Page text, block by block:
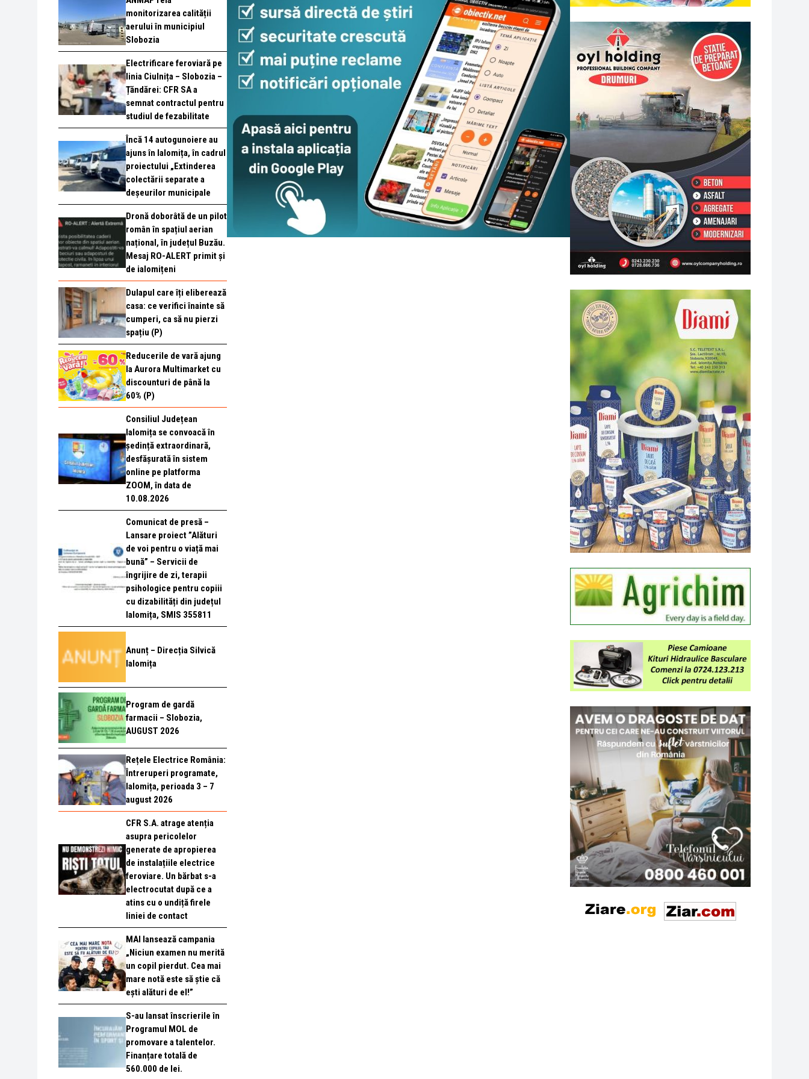
monitorizarea calității
aerului în municipiul
Slobozia
Electrificare feroviară pe
linia Ciulnița – Slobozia –
Țăndărei: CFR SA a
semnat contractul pentru
studiul de fezabilitate
Încă 14 autogunoiere au
ajuns în Ialomița, în cadrul
proiectului „Extinderea
colectării separate a
deșeurilor municipale
Dronă doborâtă de un pilot
român în spațiul aerian
național, în județul Buzău.
Mesaj RO-ALERT primit și
de ialomițeni
Dulapul care îți eliberează
casa: ce verifici înainte să
cumperi, ca să nu pierzi
spațiu (P)
Reducerile de vară ajung
la Aurora Multimarket cu
discounturi de până la
60% (P)
Consiliul Județean
Ialomița se convoacă în
ședință extraordinară,
desfășurată în sistem
online pe platforma
ZOOM, în data de
10.08.2026
Comunicat de presă –
Lansare proiect ”Alături
de voi pentru o viață mai
bună” – Servicii de
îngrijire de zi, terapii
psihologice pentru copiii
cu dizabilități din județul
Ialomița, SMIS 355811
Anunț – Direcția Silvică
Ialomița
Program de gardă
farmacii – Slobozia,
AUGUST 2026
Rețele Electrice România:
Întreruperi programate,
Ialomița, perioada 3 – 7
august 2026
CFR S.A. atrage atenția
asupra pericolelor
generate de apropierea
de instalațiile electrice
feroviare. Un bărbat s-a
electrocutat după ce a
atins cu o undiță firele
liniei de contact
MAI lansează campania
„Niciun examen nu merită
un copil pierdut. Cea mai
mare notă este să știe că
ești alături de el!”
S-au lansat înscrierile în
Programul MOL de
promovare a talentelor.
Finanțare totală de
560.000 de lei.